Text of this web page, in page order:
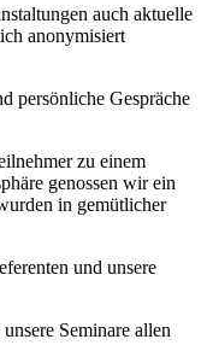
auch aktuelle
anonymisiert
persönliche Gespräche
zu einem
genossen wir ein
in gemütlicher
und unsere
Seminare allen